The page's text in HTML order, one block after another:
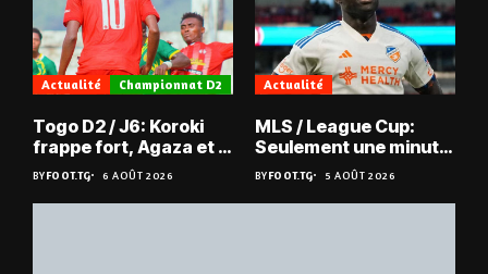
Actualité Championnat D2
Togo D2 / J6: Koroki
frappe fort, Agaza et la
JCA assurent,
suspense avant Sara
FC – Doumbé FC
BYFOOT.TG 6 AOÛT 2026
Actualité
MLS / League Cup:
Seulement une minute
de jeu pour Kévin
Denkey
BYFOOT.TG 5 AOÛT 2026